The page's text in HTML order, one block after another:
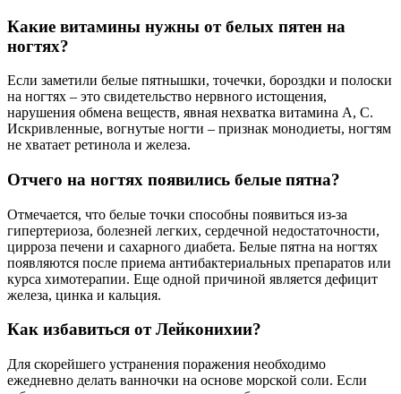
Какие витамины нужны от белых пятен на
ногтях?
Если заметили белые пятнышки, точечки, бороздки и полоски
на ногтях – это свидетельство нервного истощения,
нарушения обмена веществ, явная нехватка витамина А, С.
Искривленные, вогнутые ногти – признак монодиеты, ногтям
не хватает ретинола и железа.
Отчего на ногтях появились белые пятна?
Отмечается, что белые точки способны появиться из-за
гипертериоза, болезней легких, сердечной недостаточности,
цирроза печени и сахарного диабета. Белые пятна на ногтях
появляются после приема антибактериальных препаратов или
курса химотерапии. Еще одной причиной является дефицит
железа, цинка и кальция.
Как избавиться от Лейконихии?
Для скорейшего устранения поражения необходимо
ежедневно делать ванночки на основе морской соли. Если